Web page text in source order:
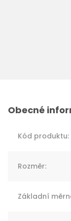
Kód produktu:
Rozměr:
Základní